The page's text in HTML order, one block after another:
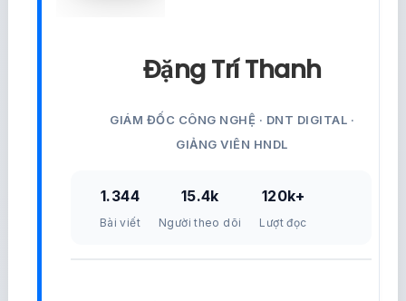
Đặng Trí Thanh
GIÁM ĐỐC CÔNG NGHỆ · DNT DIGITAL ·
GIẢNG VIÊN HNDL
1.344
Bài viết
15.4k
Người theo dõi
120k+
Lượt đọc